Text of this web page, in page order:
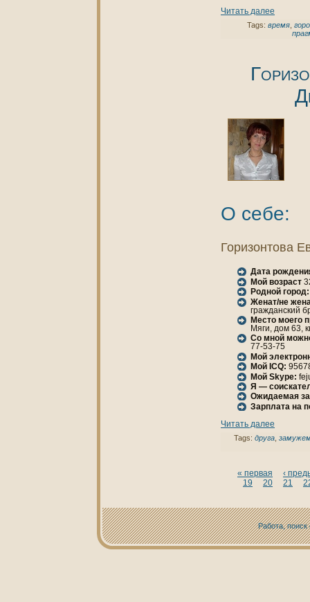
Читать далее
Tags: время,
О себе:
Горизонтова
Дата
Мой возраст
Родной город:
Женaт/не
гражданский
Место моего
Мяги, дом 63,
Со мной
77-53-75
Мой
Мой ICQ:
Мой Skype:
Я —
Ожидаемая
Зарплата нa
Читать далее
Tags: друга
« первая
‹
19
20 21
Работа, поиск